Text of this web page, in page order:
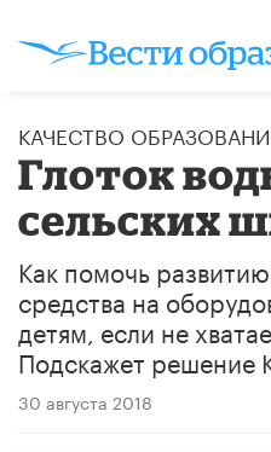
КАЧЕСТВО
Глоток
сельских
Как помочь
средства на
детям, если не
Подскажет решение
30 августа 2018